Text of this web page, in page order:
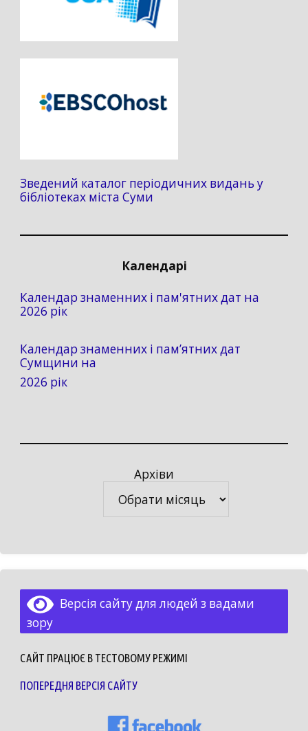
Зведений каталог періодичних видань у
бібліотеках міста Суми
Календарі
Календар знаменних і пам'ятних дат на
2026 рік
Календар знаменних і пам’ятних дат
Сумщини на
2026 рік
Архіви
Версія сайту для людей з вадами
зору
САЙТ ПРАЦЮЄ В ТЕСТОВОМУ РЕЖИМІ
ПОПЕРЕДНЯ ВЕРСІЯ САЙТУ